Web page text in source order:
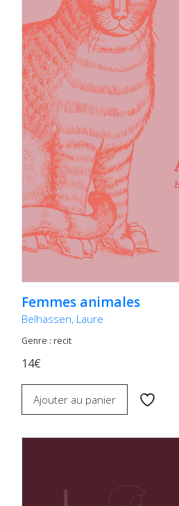
Femmes animales
Belhassen, Laure
Genre : recit
14€
Ajouter au panier